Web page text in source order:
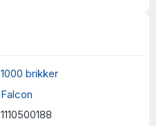
1000 brikker
Falcon
1110500188